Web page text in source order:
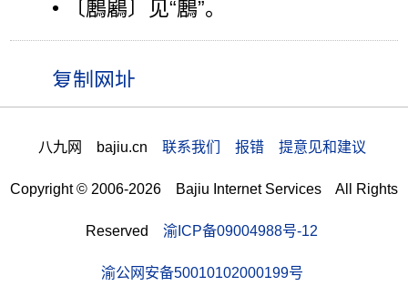
• 〔鶶鷵〕见“鶶”。
八九网 bajiu.cn 联系我们 报错 提意见和建议
Copyright © 2006-2026 Bajiu Internet Services All Rights
Reserved 渝ICP备09004988号-12
渝公网安备50010102000199号